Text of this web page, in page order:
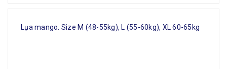
Lụa mango. Size M (48-55kg), L (55-60kg), XL 60-65kg